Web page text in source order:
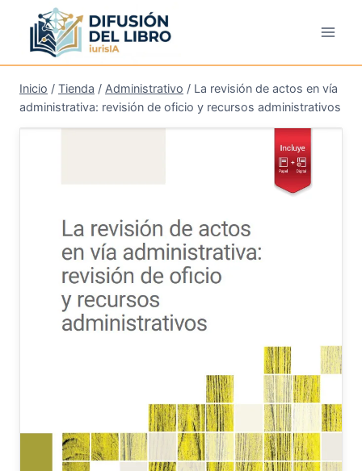
contenido
Inicio / Tienda / Administrativo / La revisión de actos en vía
administrativa: revisión de oficio y recursos administrativos